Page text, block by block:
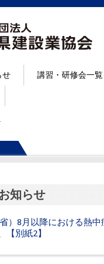
せ 講習・研修会一覧
知らせ
省）8月以降における熱
【別紙2】